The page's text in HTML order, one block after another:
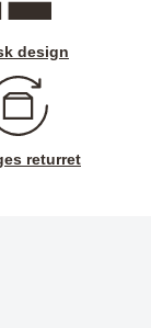
design
returret